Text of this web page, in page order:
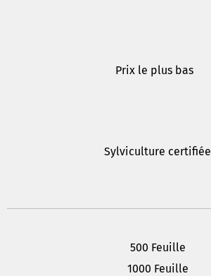
Prix le plus bas
Sylviculture certifiée
500 Feuille
1000 Feuille